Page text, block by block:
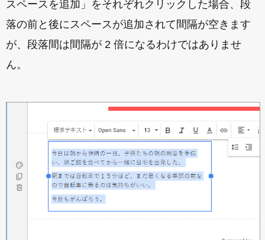
スペースを追加」をそれぞれクリックした場合、段
落の前と後にスペースが追加されて間隔が空きます
が、段落間は間隔が 2 倍になるわけではありませ
ん。